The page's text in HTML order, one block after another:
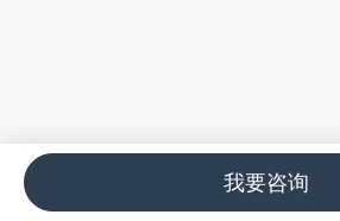
我要咨询